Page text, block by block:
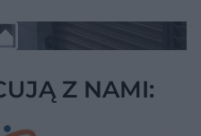
Z NAMI: